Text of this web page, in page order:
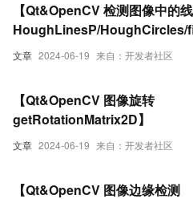
文章 2024-06-19 来自：开发者社区
【Qt&OpenCV 检测图像中的
HoughLinesP/
文章 2024-06-19 来自：开发者社区
【Qt&OpenCV 图像旋转
getRotationMatrix2D】
【Qt&OpenCV 图像边缘检测